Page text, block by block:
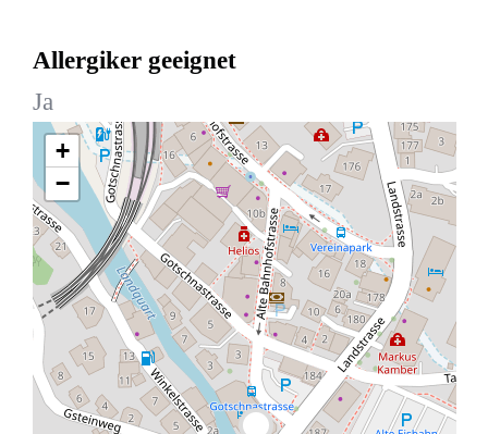
Allergiker geeignet
Ja
+
−